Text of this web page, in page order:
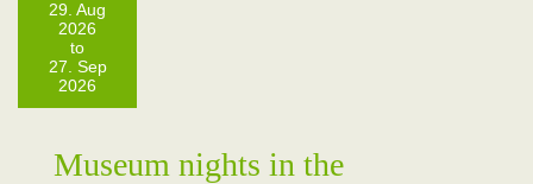
29. Aug
2026
to
27. Sep
2026
Museum nights in the